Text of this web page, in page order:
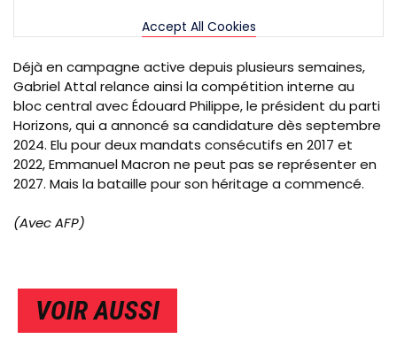
Accept All Cookies
Déjà en campagne active depuis plusieurs semaines,
Gabriel Attal relance ainsi la compétition interne au
bloc central avec Édouard Philippe, le président du parti
Horizons, qui a annoncé sa candidature dès septembre
2024. Elu pour deux mandats consécutifs en 2017 et
2022, Emmanuel Macron ne peut pas se représenter en
2027. Mais la bataille pour son héritage a commencé.
(Avec AFP)
VOIR AUSSI